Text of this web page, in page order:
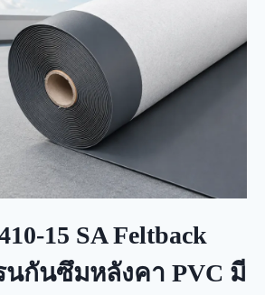
15 SA Feltback
นกันซึมหลังคา PVC มี